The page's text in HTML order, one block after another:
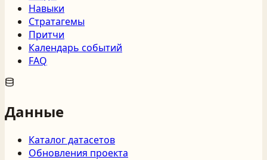
Навыки
Стратагемы
Притчи
Календарь событий
FAQ
Данные
Каталог датасетов
Обновления проекта